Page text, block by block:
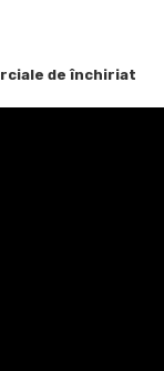
de închiriat